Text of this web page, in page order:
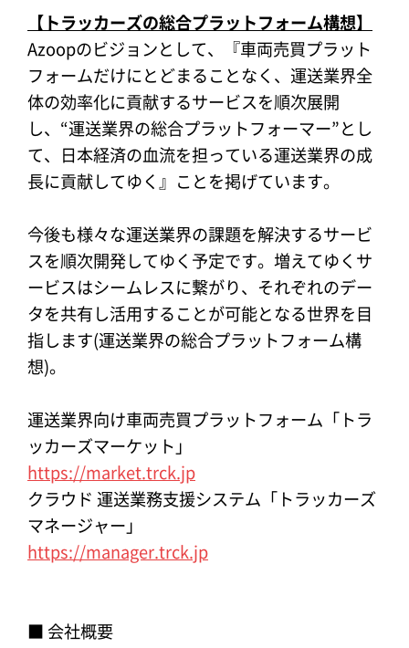
【トラッカーズの総合プラットフォーム構想】
Azoopのビジョンとして、『車両売買プラット
フォームだけにとどまることなく、運送業界全
体の効率化に貢献するサービスを順次展開
し、“運送業界の総合プラットフォーマー”とし
て、日本経済の血流を担っている運送業界の成
長に貢献してゆく』ことを掲げています。
今後も様々な運送業界の課題を解決するサービ
スを順次開発してゆく予定です。増えてゆくサ
ービスはシームレスに繋がり、それぞれのデー
タを共有し活用することが可能となる世界を目
指します(運送業界の総合プラットフォーム構
想)。
運送業界向け車両売買プラットフォーム「トラ
ッカーズマーケット」
https://market.trck.jp
クラウド 運送業務支援システム「トラッカーズ
マネージャー」
https://manager.trck.jp
■ 会社概要